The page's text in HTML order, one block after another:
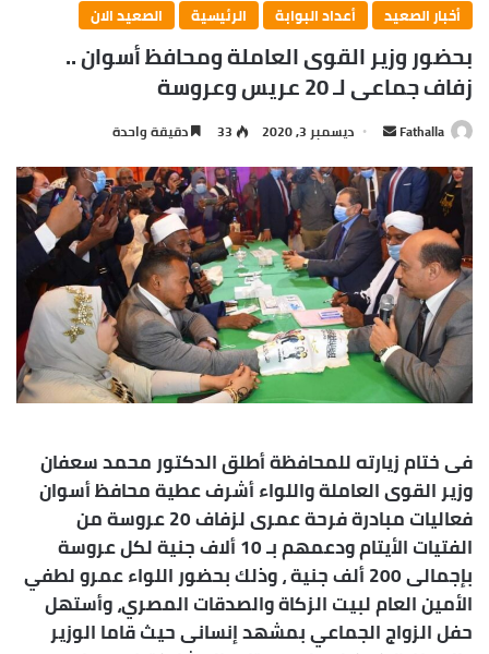
أخبار الصعيد
أعداد البوابة الرئيسية الصعيد الان
بحضور وزير القوى العاملة ومحافظ أسوان ..
زفاف جماعى لـ 20 عريس وعروسة
Fathalla
أرسل
إلكترونيا
ديسمبر 3, 2020 33 دقيقة واحدة
فى ختام زيارته للمحافظة أطلق الدكتور محمد سعفان
وزير القوى العاملة واللواء أشرف عطية محافظ أسوان
فعاليات مبادرة فرحة عمرى لزفاف 20 عروسة من
الفتيات الأيتام ودعمهم بـ 10 ألاف جنية لكل عروسة
بإجمالى 200 ألف جنية ، وذلك بحضور اللواء عمرو لطفي
الأمين العام لبيت الزكاة والصدقات المصري، وأستهل
حفل الزواج الجماعي بمشهد إنسانى حيث قاما الوزير